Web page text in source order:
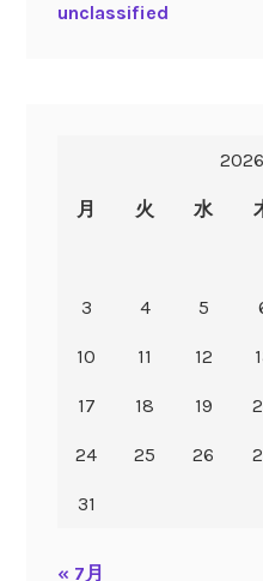
unclassified
月 火 水
3 4 5
10 11 12
17 18 19
24 25 26
31
« 7月